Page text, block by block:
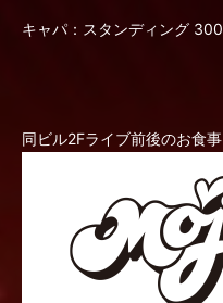
キャパ：スタンディング 300
同ビル2Fライブ前後のお食事